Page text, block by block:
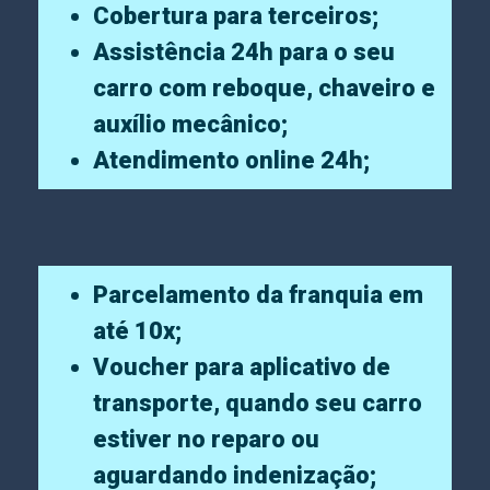
Cobertura para terceiros;
Assistência 24h para o seu
carro com reboque, chaveiro e
auxílio mecânico;
Atendimento online 24h;
Parcelamento da franquia em
até 10x;
Voucher para aplicativo de
transporte, quando seu carro
estiver no reparo ou
aguardando indenização;